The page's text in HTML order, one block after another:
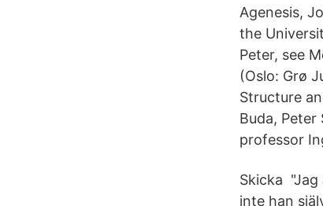
Agenesis,
the
Peter, see
(Oslo: Grø
Structure
Buda,
professor
Skicka​ "Jag
inte han